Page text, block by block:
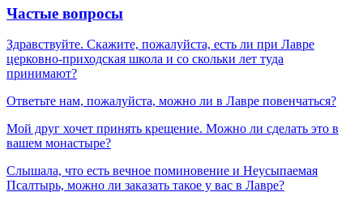
Частые вопросы
Здравствуйте. Скажите, пожалуйста, есть ли при Лавре
церковно-приходская школа и со скольки лет туда
принимают?
Ответьте нам, пожалуйста, можно ли в Лавре повенчаться?
Мой друг хочет принять крещение. Можно ли сделать это в
вашем монастыре?
Слышала, что есть вечное поминовение и Неусыпаемая
Псалтырь, можно ли заказать такое у вас в Лавре?